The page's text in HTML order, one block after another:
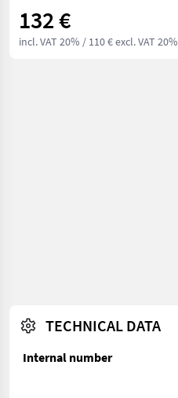
132 €
incl. VAT 20% / 110 € excl. VAT 20%
TECHNICAL DATA
Internal number